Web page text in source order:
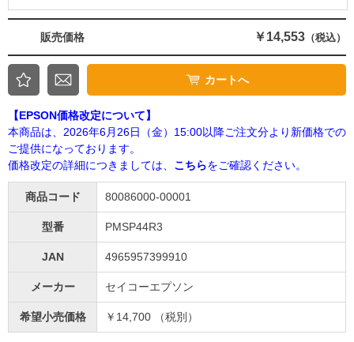
販売価格 ￥14,553 （税込）
カートへ
【EPSON価格改定について】
本商品は、2026年6月26日（金）15:00以降ご注文分より新価格での
ご提供になっております。
価格改定の詳細につきましては、 こちらをご確認ください。
商品コード 80086000-00001
型番 PMSP44R3
JAN 4965957399910
メーカー セイコーエプソン
希望小売価格 ￥14,700 （税別）